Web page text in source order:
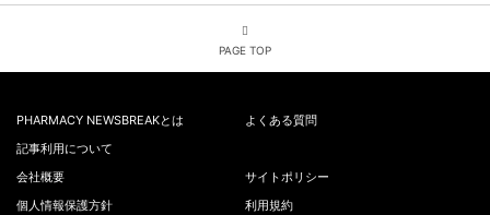
PAGE TOP
PHARMACY NEWSBREAKとは
よくある質問
記事利用について
会社概要
サイトポリシー
個人情報保護方針
利用規約